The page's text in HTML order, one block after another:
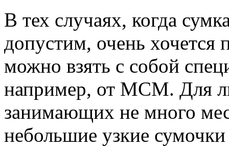
В тех случаях, когда
допустим, очень хочется
можно взять с собой
например, от MCM. Для
занимающих не много
небольшие узкие